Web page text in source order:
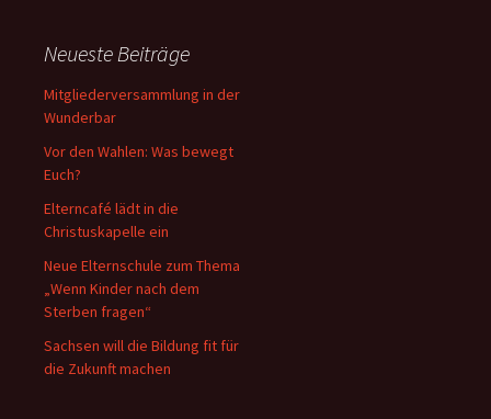
Neueste Beiträge
Mitgliederversammlung in der
Wunderbar
Vor den Wahlen: Was bewegt
Euch?
Elterncafé lädt in die
Christuskapelle ein
Neue Elternschule zum Thema
„Wenn Kinder nach dem
Sterben fragen“
Sachsen will die Bildung fit für
die Zukunft machen